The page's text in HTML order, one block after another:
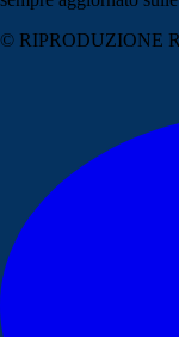
© RIPRODUZIONE